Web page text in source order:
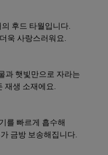
후드 타월입니다.
욱 사랑스러워요.
과 햇빛만으로 자라는
재생 소재에요.
를 빠르게 흡수해
금방 보송해집니다.